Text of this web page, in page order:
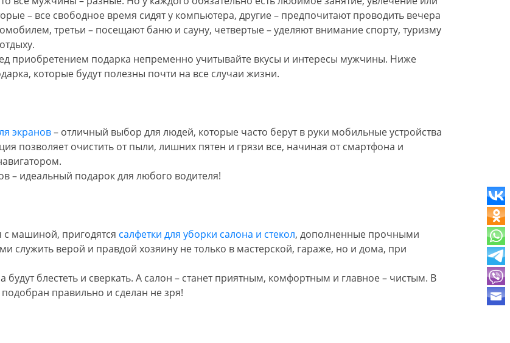
– все свободное время сидят у компьютера, другие – предпочитают проводить вечера
третьи – посещают баню и сауну, четвертые – уделяют внимание спорту, туризму
приобретением подарка непременно учитывайте вкусы и интересы мужчины. Ниже
которые будут полезны почти на все случаи жизни.
экранов– отличный выбор для людей, которые часто берут в руки мобильные устройства
позволяет очистить от пыли, лишних пятен и грязи все, начиная от смартфона и
– идеальный подарок для любого водителя!
с машиной, пригодятся салфетки для уборки салона и стекол, дополненные прочными
служить верой и правдой хозяину не только в мастерской, гараже, но и дома, при
блестеть и сверкать. А салон – станет приятным, комфортным и главное – чистым. В
правильно и сделан не зря!